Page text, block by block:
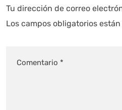
Tu dirección de correo
Los campos obligatorios